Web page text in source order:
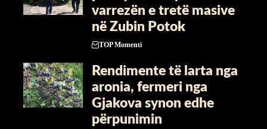
varrezën e tretë masive
në Zubin Potok
TOP Momenti
Rendimente të larta nga
aronia, fermeri nga
Gjakova synon edhe
përpunimin